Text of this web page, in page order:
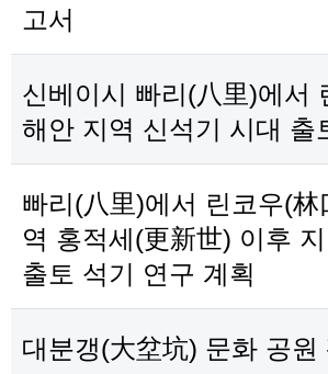
고서
신베이시 빠리(八里)에서
해안 지역 신석기 시대 출
빠리(八里)에서 린코우(林
역 홍적세(更新世) 이후
출토 석기 연구 계획
대분갱(大坌坑) 문화 공원